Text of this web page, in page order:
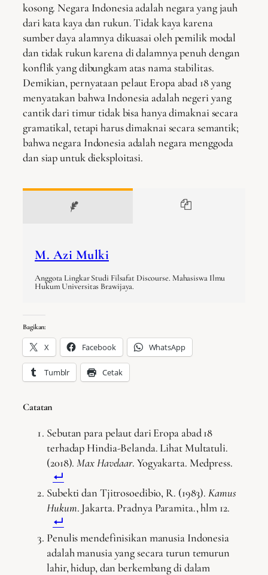
kosong. Negara Indonesia adalah negara yang jauh
dari kata kaya dan rukun. Tidak kaya karena
sumber daya alamnya dikuasai oleh pemilik modal
dan tidak rukun karena di dalamnya penuh dengan
konflik yang dibungkam atas nama stabilitas.
Demikian, pernyataan pelaut Eropa abad 18 yang
menyatakan bahwa Indonesia adalah negeri yang
cantik dari timur tidak bisa hanya dimaknai secara
gramatikal, tetapi harus dimaknai secara semantik;
bahwa negara Indonesia adalah negara menggoda
dan siap untuk dieksploitasi.
M. Azi Mulki
Anggota Lingkar Studi Filsafat Discourse. Mahasiswa Ilmu
Hukum Universitas Brawijaya.
Bagikan:
X Facebook WhatsApp
Tumblr Cetak
Catatan
Sebutan para pelaut dari Eropa abad 18
terhadap Hindia-Belanda. Lihat Multatuli.
(2018).Max Havelaar. Yogyakarta. Medpress.
Subekti dan Tjitrosoedibio, R. (1983).Kamus
Hukum. Jakarta. Pradnya Paramita., hlm 12.
Penulis mendefinisikan manusia Indonesia
adalah manusia yang secara turun temurun
lahir, hidup, dan berkembang di dalam